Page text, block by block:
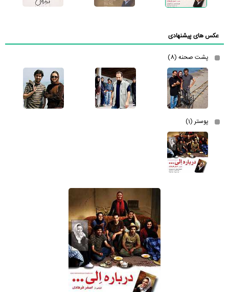
عکس های پیشنهادی
پشت صحنه (8)
پوستر (1)